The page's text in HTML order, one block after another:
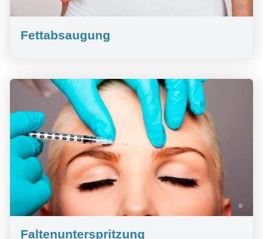
©
Fettabsaugung
©
Faltenunterspritzung